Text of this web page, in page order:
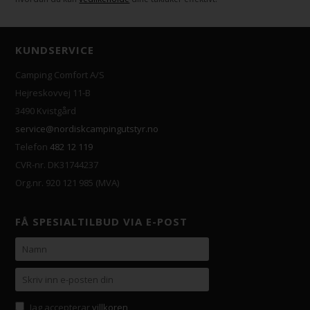
KUNDSERVICE
Camping Comfort A/S
Hejreskovvej 11-B
3490 Kvistgård
service@nordiskcampingutstyr.no
Telefon482 12 119
CVR-nr. DK31744237
Org.nr. 920 121 985 (MVA)
FÅ SPESIALTILBUD VIA E-POST
Jag accepterarvillkoren